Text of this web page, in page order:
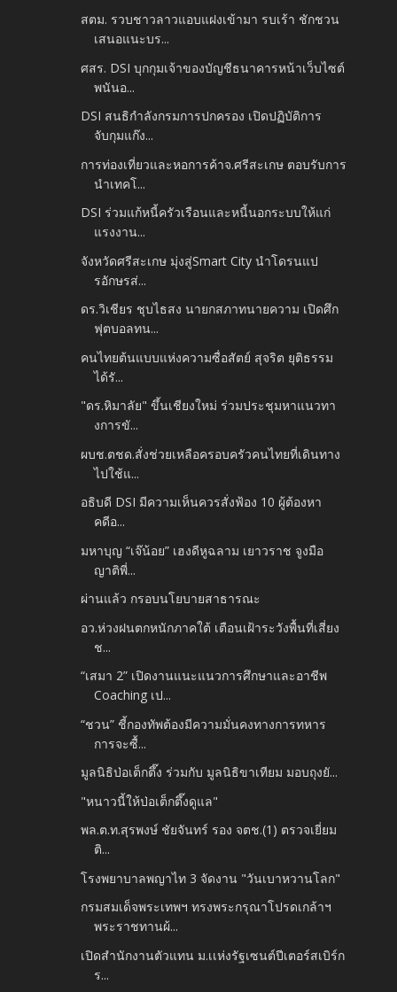
สตม. รวบชาวลาวแอบแฝงเข้ามา รบเร้า ชักชวน
เสนอแนะบร...
ศสร. DSI บุกกุมเจ้าของบัญชีธนาคารหน้าเว็บไซต์
พนันอ...
DSI สนธิกำลังกรมการปกครอง เปิดปฏิบัติการ
จับกุมแก๊ง...
การท่องเที่ยวและหอการค้าจ.ศรีสะเกษ ตอบรับการ
นำเทคโ...
DSI ร่วมแก้หนี้ครัวเรือนและหนี้นอกระบบให้แก่
แรงงาน...
จังหวัดศรีสะเกษ มุ่งสู่Smart City นำโดรนแป
รอักษรส่...
ดร.วิเชียร ชุบไธสง นายกสภาทนายความ เปิดศึก
ฟุตบอลทน...
คนไทยต้นแบบแห่งความซื่อสัตย์ สุจริต ยุติธรรม
ได้รั...
"ดร.หิมาลัย" ขึ้นเชียงใหม่ ร่วมประชุมหาแนวทา
งการขั...
ผบช.ตชด.สั่งช่วยเหลือครอบครัวคนไทยที่เดินทาง
ไปใช้แ...
อธิบดี DSI มีความเห็นควรสั่งฟ้อง 10 ผู้ต้องหา
คดีอ...
มหาบุญ “เจ๊น้อย” เฮงดีหูฉลาม เยาวราช จูงมือ
ญาติพี่...
ผ่านแล้ว กรอบนโยบายสาธารณะ
อว.ห่วงฝนตกหนักภาคใต้ เตือนเฝ้าระวังพื้นที่เสี่ยง
ช...
“เสมา 2” เปิดงานแนะแนวการศึกษาและอาชีพ
Coaching เป...
“ชวน” ชี้กองทัพต้องมีความมั่นคงทางการทหาร
การจะซื้...
มูลนิธิป่อเต็กตึ๊ง ร่วมกับ มูลนิธิขาเทียม มอบถุงยั...
"หนาวนี้ให้ป่อเต็กตึ๊งดูแล"
พล.ต.ท.สุรพงษ์ ชัยจันทร์ รอง จตช.(1) ตรวจเยี่ยม
ติ...
โรงพยาบาลพญาไท 3 จัดงาน "วันเบาหวานโลก"
กรมสมเด็จพระเทพฯ ทรงพระกรุณาโปรดเกล้าฯ
พระราชทานผ้...
เปิดสำนักงานตัวแทน ม.เเห่งรัฐเซนต์ปีเตอร์สเบิร์ก
ร...